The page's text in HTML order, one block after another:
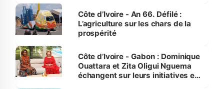
Côte d’Ivoire - An 66. Défilé :
L’agriculture sur les chars de la
prospérité
Côte d’Ivoire - Gabon : Dominique
Ouattara et Zita Oligui Nguema
échangent sur leurs initiatives en